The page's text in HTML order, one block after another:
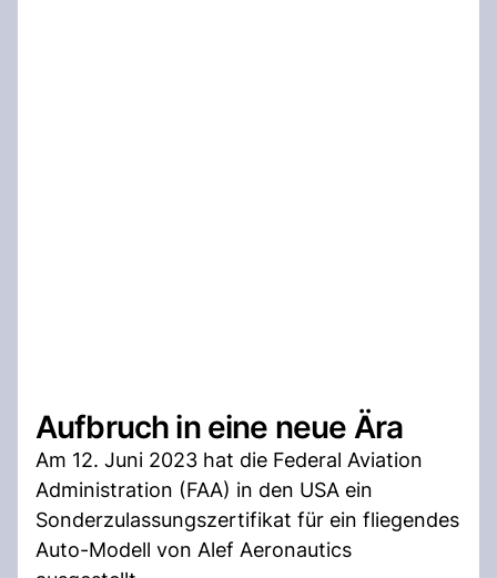
Aufbruch in eine neue Ära
Am 12. Juni 2023 hat die Federal Aviation
Administration (FAA) in den USA ein
Sonderzulassungszertifikat für ein fliegendes
Auto-Modell von Alef Aeronautics